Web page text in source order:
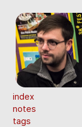
index
notes
tags